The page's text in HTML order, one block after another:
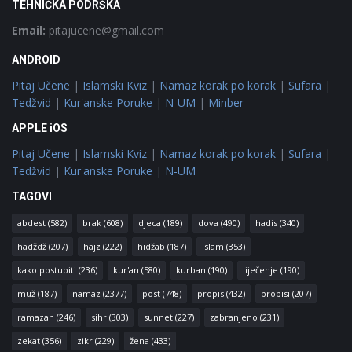
TEHNIČKA PODRŠKA
Email: pitajucene@gmail.com
ANDROID
Pitaj Učene | Islamski Kviz | Namaz korak po korak | Sufara |
Tedžvid | Kur'anske Poruke | N-UM | Minber
APPLE iOS
Pitaj Učene | Islamski Kviz | Namaz korak po korak | Sufara |
Tedžvid | Kur'anske Poruke | N-UM
TAGOVI
abdest (582) brak (608) djeca (189) dova (490) hadis (340)
hadždž (207) hajz (222) hidžab (187) islam (353)
kako postupiti (236) kur'an (580) kurban (190) liječenje (190)
muž (187) namaz (2377) post (748) propis (432) propisi (207)
ramazan (246) sihr (303) sunnet (227) zabranjeno (231)
zekat (356) zikr (229) žena (433)